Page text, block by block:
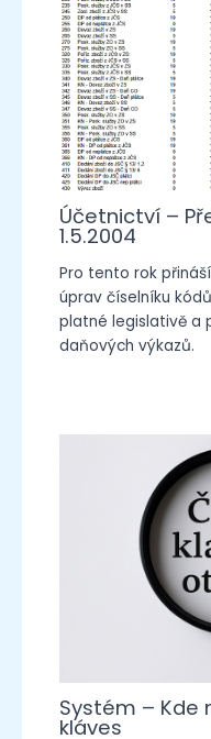
Účetnictví –
1.5.2004
Pro tento rok přináší
úprav číselníku
platné legislativě a
daňových výkazů.
Systém – Kde
kláves